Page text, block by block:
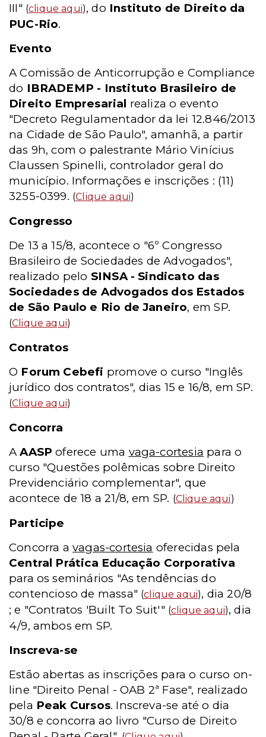
III" (clique aqui), do Instituto de Direito da
PUC-Rio.
Evento
A Comissão de Anticorrupção e Compliance
do IBRADEMP - Instituto Brasileiro de
Direito Empresarial realiza o evento
"Decreto Regulamentador da lei 12.846/2013
na Cidade de São Paulo", amanhã, a partir
das 9h, com o palestrante Mário Vinícius
Claussen Spinelli, controlador geral do
município. Informações e inscrições : (11)
3255-0399. (Clique aqui)
Congresso
De 13 a 15/8, acontece o "6º Congresso
Brasileiro de Sociedades de Advogados",
realizado pelo SINSA - Sindicato das
Sociedades de Advogados dos Estados
de São Paulo e Rio de Janeiro, em SP.
(Clique aqui)
Contratos
O Forum Cebefi promove o curso "Inglês
jurídico dos contratos", dias 15 e 16/8, em SP.
(Clique aqui)
Concorra
AAASPoferece uma vaga-cortesia para o
curso "Questões polêmicas sobre Direito
Previdenciário complementar", que
acontece de 18 a 21/8, em SP. (Clique aqui)
Participe
Concorra avagas-cortesia oferecidas pela
Central Prática Educação Corporativa
para os seminários "As tendências do
contencioso de massa" (clique aqui), dia 20/8
; e "Contratos 'Built To Suit'" (clique aqui), dia
4/9, ambos em SP.
Inscreva-se
Estão abertas as inscrições para o curso on-
line "Direito Penal - OAB 2ª Fase", realizado
pela Peak Cursos. Inscreva-se até o dia
30/8 e concorra ao livro "Curso de Direito